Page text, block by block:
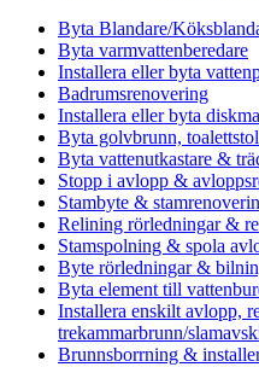
Byta Blandare/
Byta varmvattenberedare
Installera eller byta
Badrumsrenovering
Installera eller byta
Byta golvbrunn,
Byta vattenutkastare &
Stopp i avlopp &
Stambyte &
Relining rörledningar &
Stamspolning & spola
Byte rörledningar &
Byta element till
Installera enskilt avlopp,
trekammarbrunn/
Brunnsborrning &